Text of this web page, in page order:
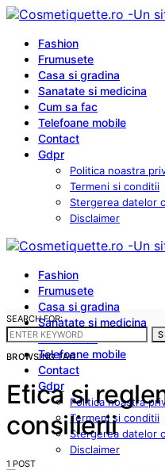
Fashion
Frumusete
Casa si gradina
Sanatate si medicina
Cum sa fac
Telefoane mobile
Contact
Gdpr
Politica noastra
Termeni si conditii
Stergerea datelor
Disclaimer
Fashion
Frumusete
Casa si gradina
Sanatate si medicina
Cum sa fac
Telefoane mobile
Contact
Gdpr
Politica noastra
Termeni si conditii
Stergerea datelor
Disclaimer
SEARCH FOR:
BROWSING TAG
Etica si
consilierii
1 POST